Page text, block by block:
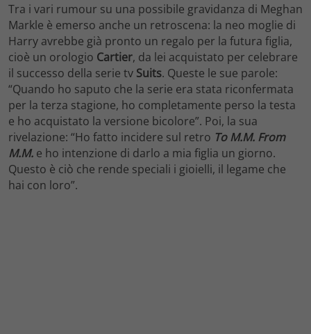
Tra i vari rumour su una possibile gravidanza di Meghan
Markle è emerso anche un retroscena: la neo moglie di
Harry avrebbe già pronto un regalo per la futura figlia,
cioè un orologio Cartier, da lei acquistato per celebrare
il successo della serie tv Suits. Queste le sue parole:
“Quando ho saputo che la serie era stata riconfermata
per la terza stagione, ho completamente perso la testa
e ho acquistato la versione bicolore”. Poi, la sua
rivelazione: “Ho fatto incidere sul retro To M.M. From
M.M. e ho intenzione di darlo a mia figlia un giorno.
Questo è ciò che rende speciali i gioielli, il legame che
hai con loro”.